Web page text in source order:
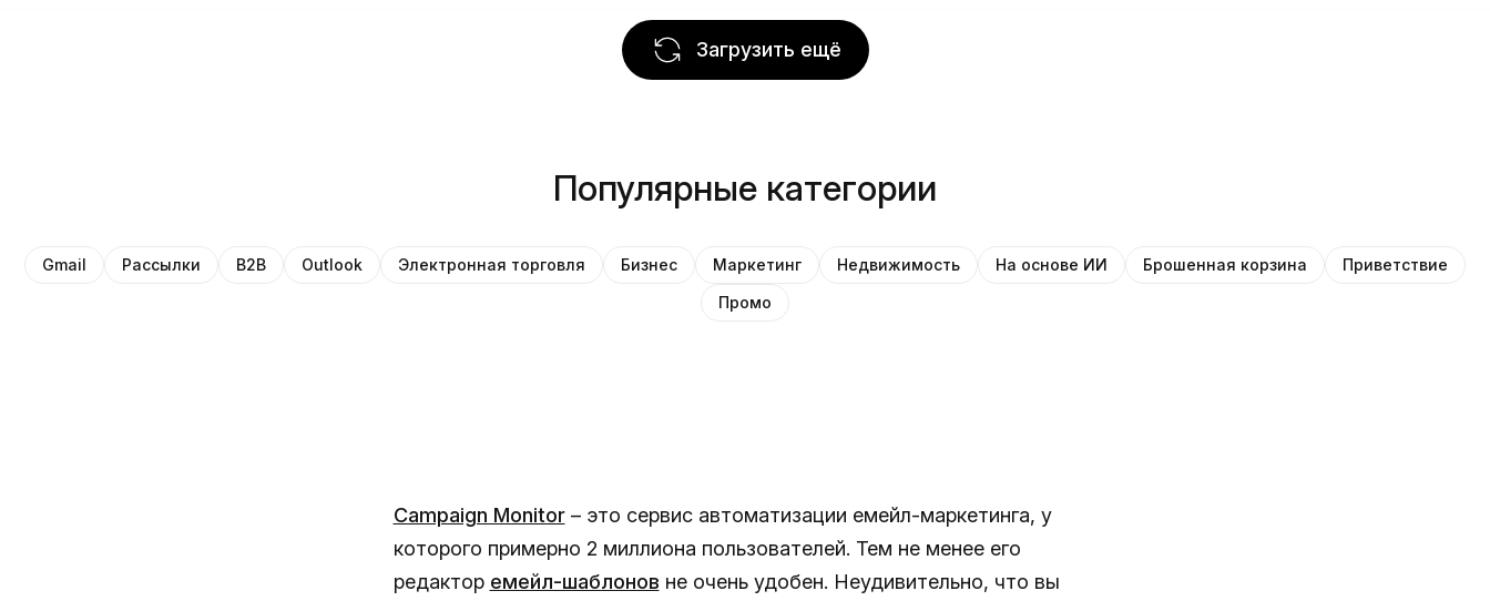
Загрузить ещё
Популярные категории
Gmail Рассылки B2B Outlook Электронная торговля Бизнес Маркетинг Недвижимость На основе ИИ Брошенная корзина
Приветствие
Промо
Campaign Monitor– это сервис автоматизации емейл-маркетинга, у
которого примерно 2 миллиона пользователей. Тем не менее его
редактор емейл-шаблонов не очень удобен. Неудивительно, что вы